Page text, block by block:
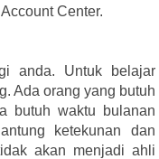
Center.
anda. Untuk belajar
Ada orang yang butuh
butuh waktu bulanan
ketekunan dan
akan menjadi ahli